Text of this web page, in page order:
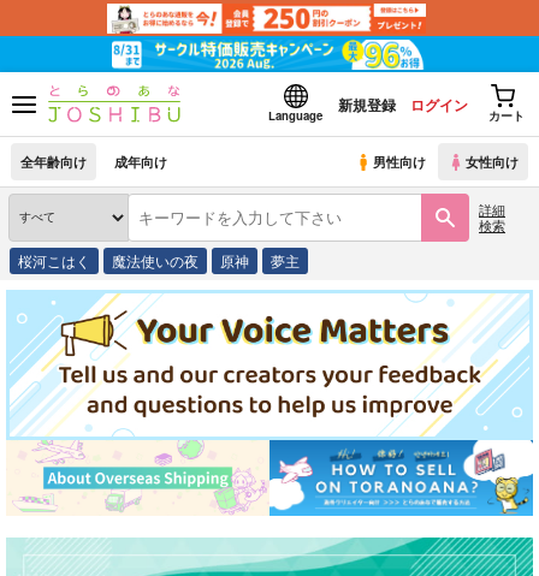
Language
新規登録 ログイン
カート
全年齢向け 成年向け 男性向け 女性向け
詳細
検索
桜河こはく 魔法使いの夜 原神 夢主